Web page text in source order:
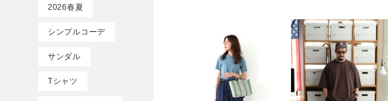
2026春夏
シンプルコーデ
サンダル
Tシャツ